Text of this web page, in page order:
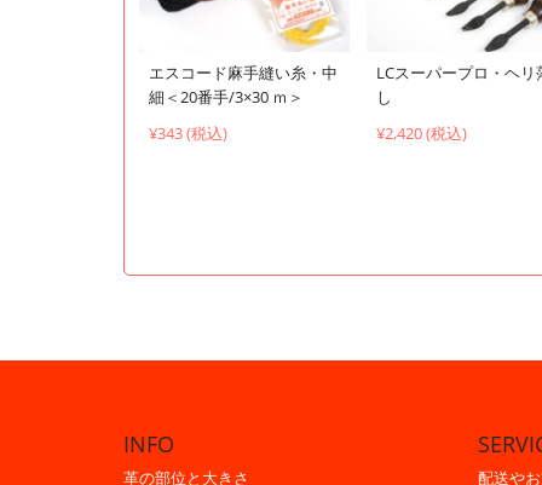
エスコード麻手縫い糸・中
細＜20番手/3×30 ｍ＞
¥343 (税込)
LCスーパープロ・ヘリ
し
¥2,420 (税込)
INFO
革の部位と大きさ 配送や